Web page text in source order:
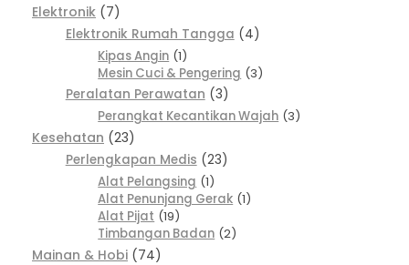
Elektronik 7
Elektronik Rumah Tangga
4
Kipas Angin 1
Mesin Cuci & Pengering 3
Peralatan Perawatan
3
Perangkat Kecantikan Wajah 3
Kesehatan 23
Perlengkapan Medis
23
Alat Pelangsing 1
Alat Penunjang Gerak 1
Alat Pijat 19
Timbangan Badan 2
Mainan & Hobi 74